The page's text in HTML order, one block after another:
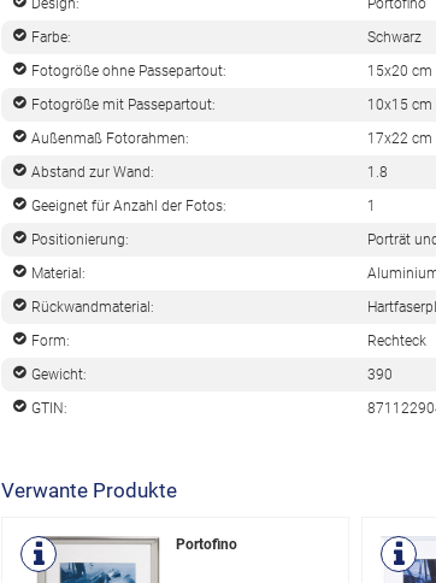
Design:
Portofino
Farbe:
Schwarz
Fotogröße ohne Passepartout:
15x20 cm
Fotogröße mit Passepartout:
10x15 cm
Außenmaß Fotorahmen:
17x22 cm
Abstand zur Wand:
1.8
Geeignet für Anzahl der Fotos:
1
Positionierung:
Porträt
Material:
Rückwandmaterial:
Form:
Rechteck
Gewicht:
390
GTIN:
Verwante Produkte
Portofino